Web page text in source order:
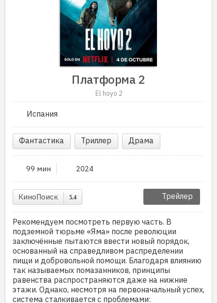
Платформа 2
El hoyo 2
Испания
Фантастика Триллер Драма
99 мин 2024
КиноПоиск 5.4 Трейлер
Рекомендуем посмотреть первую часть. В
подземной тюрьме «Яма» после революции
заключённые пытаются ввести новый порядок,
основанный на справедливом распределении
пищи и добровольной помощи. Благодаря влиянию
так называемых помазанников, принципы
равенства распространяются даже на нижние
этажи. Однако, несмотря на первоначальный успех,
система сталкивается с проблемами: